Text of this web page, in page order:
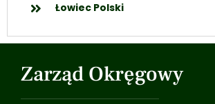
Łowiec Polski
Zarząd Okręgowy